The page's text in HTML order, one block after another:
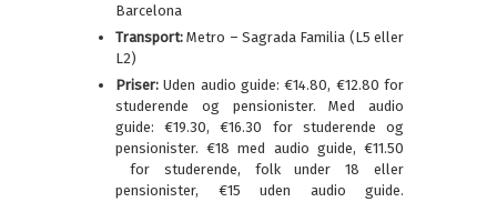
Barcelona
Transport: Metro – Sagrada Familia (L5 eller
L2)
Priser: Uden audio guide: €14.80, €12.80 for
studerende og pensionister. Med audio
guide: €19.30, €16.30 for studerende og
pensionister. €18 med audio guide, €11.50
for studerende, folk under 18 eller
pensionister, €15 uden audio guide.